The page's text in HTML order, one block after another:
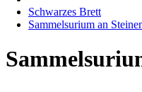
Schwarzes Brett
Sammelsurium an